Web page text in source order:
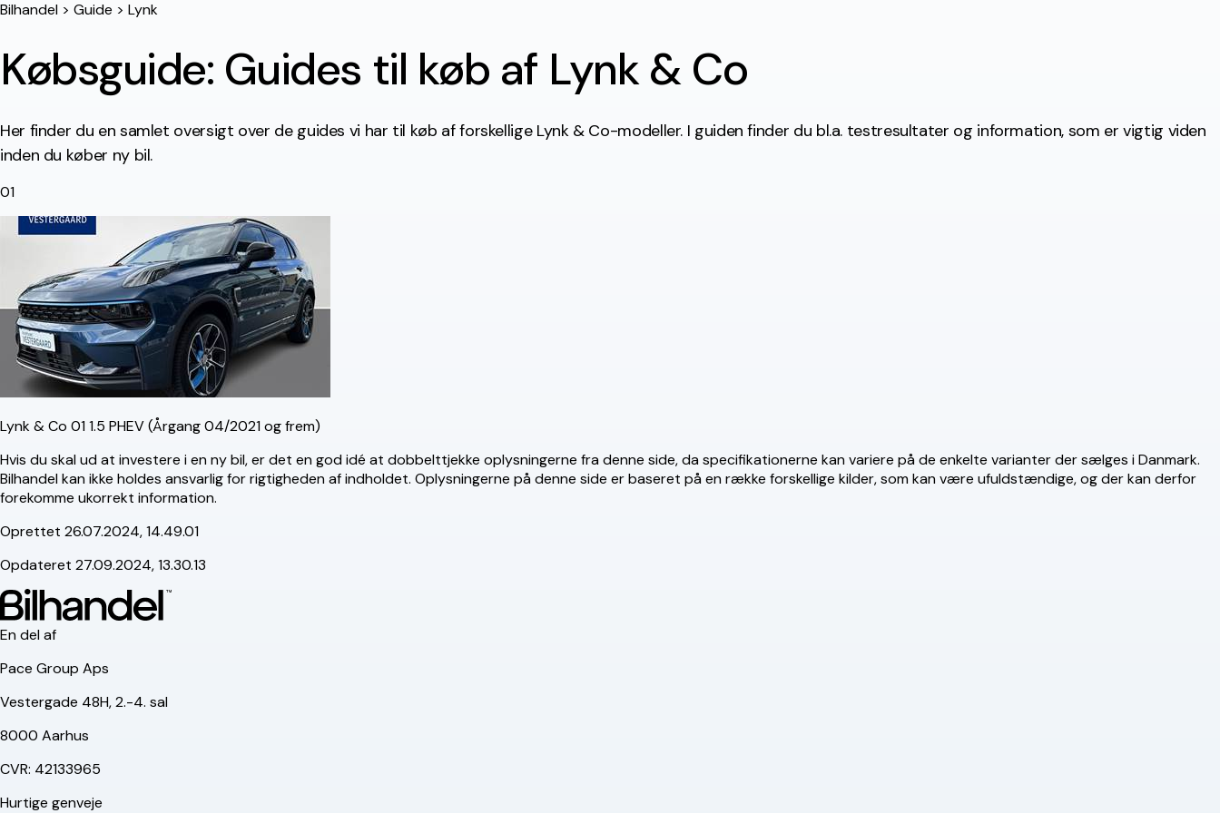
Bilhandel > Guide > Lynk
Købsguide: Guides til køb af Lynk & Co
Her finder du en samlet oversigt over de guides vi har til køb af forskellige Lynk & Co-modeller. I guiden finder du bl.a. testresultater og information, som er vigtig viden
inden du køber ny bil.
01
Lynk & Co 01 1.5 PHEV (Årgang 04/2021 og frem)
Hvis du skal ud at investere i en ny bil, er det en god idé at dobbelttjekke oplysningerne fra denne side, da specifikationerne kan variere på de enkelte varianter der sælges i Danmark.
Bilhandel kan ikke holdes ansvarlig for rigtigheden af indholdet. Oplysningerne på denne side er baseret på en række forskellige kilder, som kan være ufuldstændige, og der kan derfor
forekomme ukorrekt information.
Oprettet 26.07.2024, 14.49.01
Opdateret 27.09.2024, 13.30.13
En del af
Pace Group Aps
Vestergade 48H, 2.-4. sal
8000 Aarhus
CVR: 42133965
Hurtige genveje